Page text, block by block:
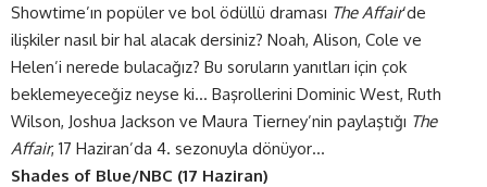
Showtime’ın popüler ve bol ödüllü draması The Affair‘de
ilişkiler nasıl bir hal alacak dersiniz? Noah, Alison, Cole ve
Helen’i nerede bulacağız? Bu soruların yanıtları için çok
beklemeyeceğiz neyse ki… Başrollerini Dominic West, Ruth
Wilson, Joshua Jackson ve Maura Tierney’nin paylaştığı The
Affair, 17 Haziran’da 4. sezonuyla dönüyor…
Shades of Blue/NBC (17 Haziran)